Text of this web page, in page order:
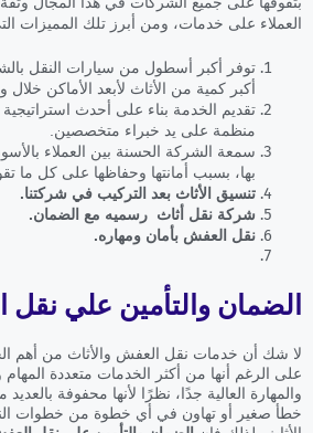
العملاء على خدمات، ومن أبرز تلك المميزات
توفر أكبر أسطول من سيارات النقل
أكبر كمية من الأثاث لأبعد الأماكن
تقديم الخدمة بناء على أحدث
منظمة على يد خبراء متخصصين.
سمعة الشركة الحسنة بين العملاء
بها، بسبب أمانتها وحفاظها على كل ما
تنسيق الأثاث بعد التركيب في شركتنا.
شركة نقل أثاث رسميه مع الضمان.
نقل العفش بأمان ومهاره.
الضمان والتأمين علي نقل
لا شك أن خدمات نقل العفش والأثاث من أهم
على الرغم أنها من أكثر الخدمات متعددة المهام
والمهارة العالية جدًا، نظرًا لأنها محفوفة
خطأ صغير أو تهاون في أي خطوة من خطوات